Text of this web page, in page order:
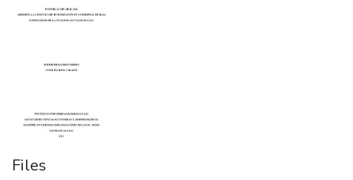
Files